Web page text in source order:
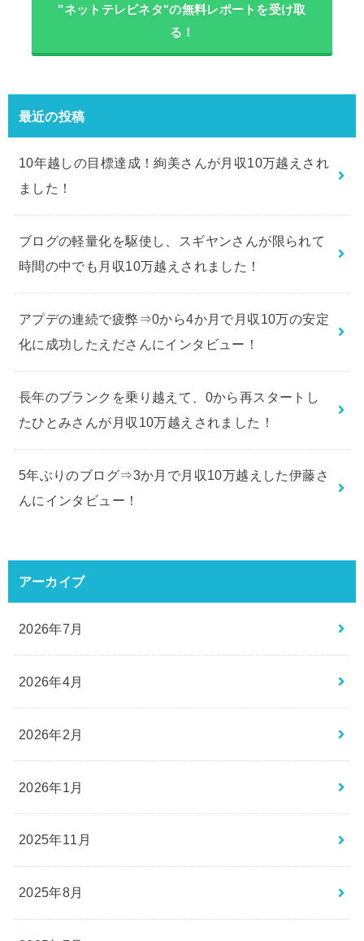
"ネットテレビネタ"の無料レポートを受け取
る！
最近の投稿
10年越しの目標達成！絢美さんが月収10万越えされ
ました！
ブログの軽量化を駆使し、スギヤンさんが限られて
時間の中でも月収10万越えされました！
アプデの連続で疲弊⇒0から4か月で月収10万の安定
化に成功したえださんにインタビュー！
長年のブランクを乗り越えて、0から再スタートし
たひとみさんが月収10万越えされました！
5年ぶりのブログ⇒3か月で月収10万越えした伊藤さ
んにインタビュー！
アーカイブ
2026年7月
2026年4月
2026年2月
2026年1月
2025年11月
2025年8月